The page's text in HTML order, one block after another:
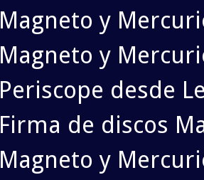
Magneto y
Magneto y
Periscope desde
Firma de discos
Magneto y